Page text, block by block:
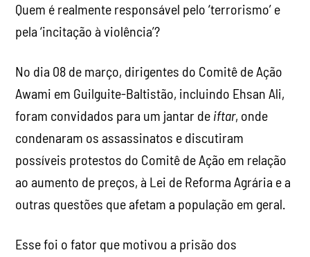
Quem é realmente responsável pelo ‘terrorismo’ e
pela ‘incitação à violência’?
No dia 08 de março, dirigentes do Comitê de Ação
Awami em Guilguite-Baltistão, incluindo Ehsan Ali,
foram convidados para um jantar de iftar, onde
condenaram os assassinatos e discutiram
possíveis protestos do Comitê de Ação em relação
ao aumento de preços, à Lei de Reforma Agrária e a
outras questões que afetam a população em geral.
Esse foi o fator que motivou a prisão dos